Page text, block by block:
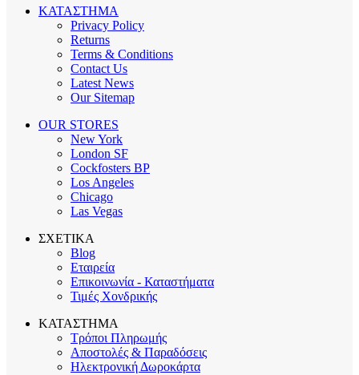
ΚΑΤΑΣΤΗΜΑ
Privacy Policy
Returns
Terms & Conditions
Contact Us
Latest News
Our Sitemap
OUR STORES
New York
London SF
Cockfosters BP
Los Angeles
Chicago
Las Vegas
ΣΧΕΤΙΚΑ
Blog
Εταιρεία
Επικοινωνία - Καταστήματα
Τιμές Χονδρικής
ΚΑΤΑΣΤΗΜΑ
Τρόποι Πληρωμής
Αποστολές & Παραδόσεις
Ηλεκτρονική Δωροκάρτα